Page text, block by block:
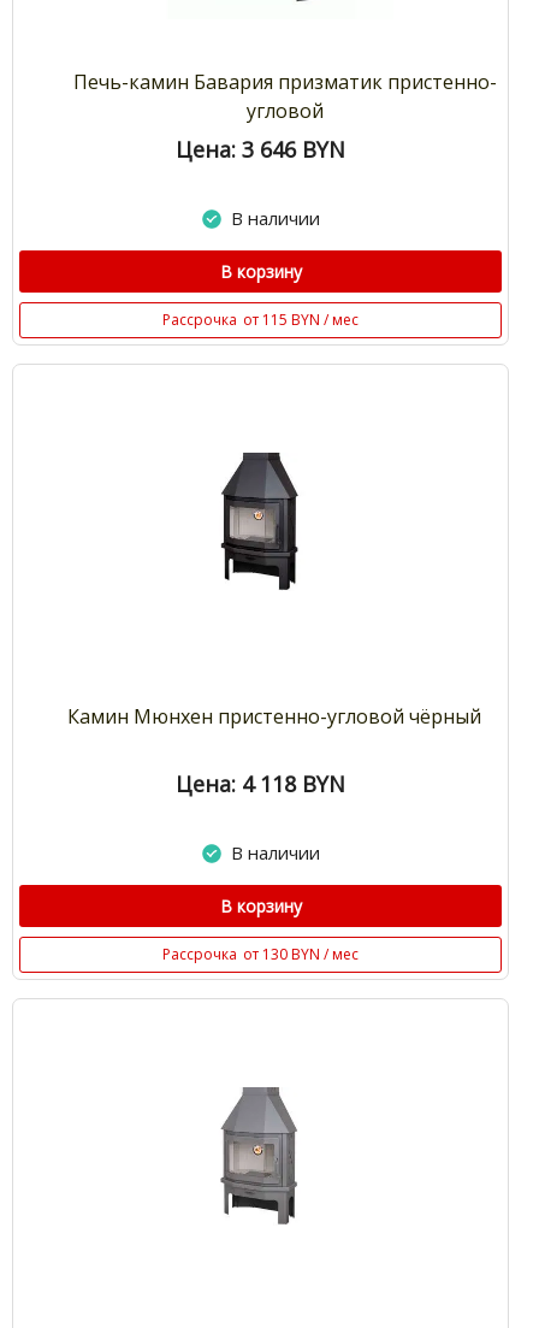
Печь-камин Бавария призматик пристенно-
угловой
Цена: 3 646 BYN
В наличии
В корзину
Рассрочка от 115 BYN / мес
Камин Мюнхен пристенно-угловой чёрный
Цена: 4 118 BYN
В наличии
В корзину
Рассрочка от 130 BYN / мес